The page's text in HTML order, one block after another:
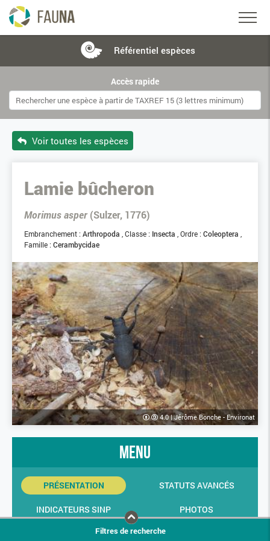
Référentiel espèces
Accès rapide
Voir toutes les espèces
Lamie bûcheron
Morimus asper(Sulzer, 1776)
Embranchement : Arthropoda Classe : Insecta Ordre : Coleoptera
Famille : Cerambycidae
4.0|Jérôme Bonche - Environat
menu
PRÉSENTATION STATUTS AVANCÉS
INDICATEURS SINP
PHOTOS
Filtres de recherche